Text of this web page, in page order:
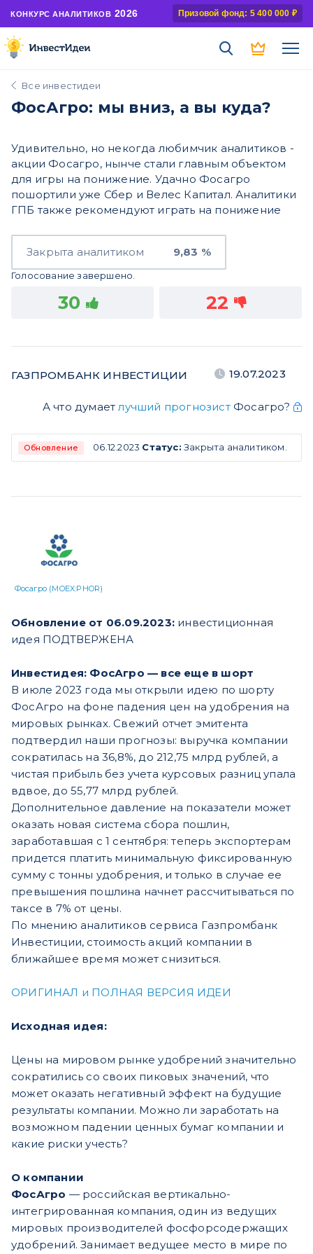
КОНКУРС АНАЛИТИКОВ 2026 Призовой фонд: 5 400 000 ₽
Все инвестидеи
ФосАгро: мы вниз, а вы куда?
Удивительно, но некогда любимчик аналитиков -
акции Фосагро, нынче стали главным объектом
для игры на понижение. Удачно Фосагро
пошортили уже Сбер и Велес Капитал. Аналитики
ГПБ также рекомендуют играть на понижение
Закрыта аналитиком 9,83 %
Голосование завершено.
30 22
ГАЗПРОМБАНК ИНВЕСТИЦИИ 19.07.2023
А что думаетлучший прогнозистФосагро?
Обновление 06.12.2023 Статус: Закрыта аналитиком.
Фосагро (MOEX:PHOR)
Обновление от 06.09.2023: инвестиционная
идея ПОДТВЕРЖЕНА
Инвестидея: ФосАгро — все еще в шорт
В июле 2023 года мы открыли идею по шорту
ФосАгро на фоне падения цен на удобрения на
мировых рынках. Свежий отчет эмитента
подтвердил наши прогнозы: выручка компании
сократилась на 36,8%, до 212,75 млрд рублей, а
чистая прибыль без учета курсовых разниц упала
вдвое, до 55,77 млрд рублей.
Дополнительное давление на показатели может
оказать новая система сбора пошлин,
заработавшая с 1 сентября: теперь экспортерам
придется платить минимальную фиксированную
сумму с тонны удобрения, и только в случае ее
превышения пошлина начнет рассчитываться по
таксе в 7% от цены.
По мнению аналитиков сервиса Газпромбанк
Инвестиции, стоимость акций компании в
ближайшее время может снизиться.
ОРИГИНАЛ и ПОЛНАЯ ВЕРСИЯ ИДЕИ
Исходная идея:
Цены на мировом рынке удобрений значительно
сократились со своих пиковых значений, что
может оказать негативный эффект на будущие
результаты компании. Можно ли заработать на
возможном падении ценных бумаг компании и
какие риски учесть?
О компании
ФосАгро — российская вертикально-
интегрированная компания, один из ведущих
мировых производителей фосфорсодержащих
удобрений. Занимает ведущее место в мире по